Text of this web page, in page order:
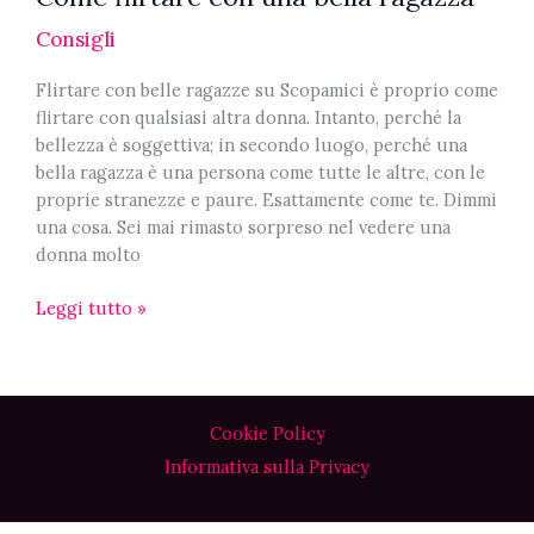
Consigli
Flirtare con belle ragazze su Scopamici è proprio come
flirtare con qualsiasi altra donna. Intanto, perché la
bellezza è soggettiva; in secondo luogo, perché una
bella ragazza è una persona come tutte le altre, con le
proprie stranezze e paure. Esattamente come te. Dimmi
una cosa. Sei mai rimasto sorpreso nel vedere una
donna molto
Come
Leggi tutto »
Cookie Policy
Informativa sulla Privacy